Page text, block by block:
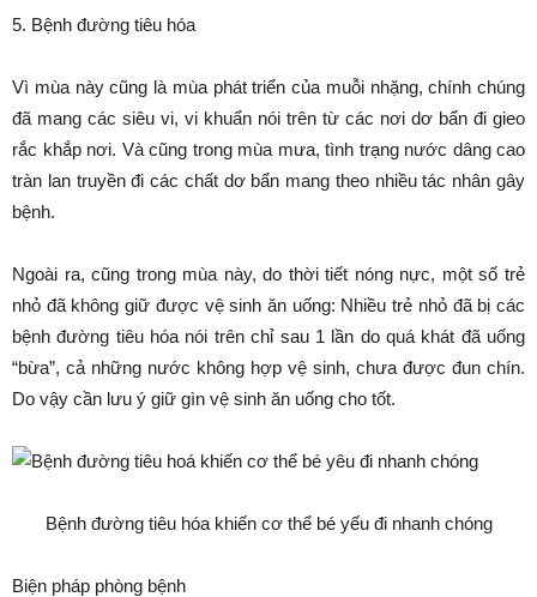
5. Bệnh đường tiêu hóa
Vì mùa này cũng là mùa phát triển của muỗi nhặng, chính chúng
đã mang các siêu vi, vi khuẩn nói trên từ các nơi dơ bẩn đi gieo
rắc khắp nơi. Và cũng trong mùa mưa, tình trạng nước dâng cao
tràn lan truyền đi các chất dơ bẩn mang theo nhiều tác nhân gây
bệnh.
Ngoài ra, cũng trong mùa này, do thời tiết nóng nực, một số trẻ
nhỏ đã không giữ được vệ sinh ăn uống: Nhiều trẻ nhỏ đã bị các
bệnh đường tiêu hóa nói trên chỉ sau 1 lần do quá khát đã uống
“bừa”, cả những nước không hợp vệ sinh, chưa được đun chín.
Do vậy cần lưu ý giữ gìn vệ sinh ăn uống cho tốt.
Bệnh đường tiêu hóa khiến cơ thể bé yếu đi nhanh chóng
Biện pháp phòng bệnh